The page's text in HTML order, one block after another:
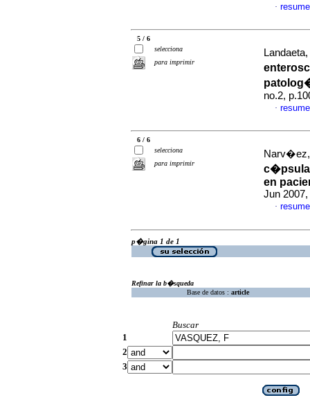
·
5 / 6
selecciona
para imprimir
no.2,
·
6 / 6
selecciona
para imprimir
c�psula
en
Jun
·
p�gina 1 de 1
Refinar la b�squeda
Base de datos : article
Buscar
1
2
3